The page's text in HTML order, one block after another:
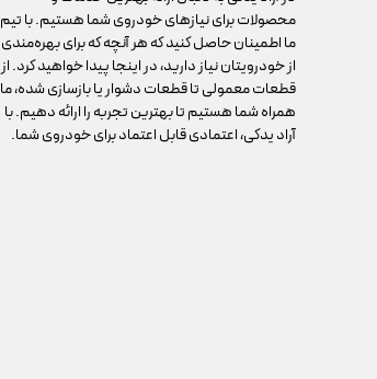
محصولات برای نیازهای خودروی شما هستیم. با تیم
ما اطمینان حاصل کنید که هر آنچه که برای بهره‌مندی
از خودرویتان نیاز دارید، در اینجا پیدا خواهید کرد. از
قطعات معمولی تا قطعات دشوار یا بازسازی شده، ما
همراه شما هستیم تا بهترین تجربه را ارائه دهیم. با
آراد یدکی، اعتمادی قابل اعتماد برای خودروی شما.